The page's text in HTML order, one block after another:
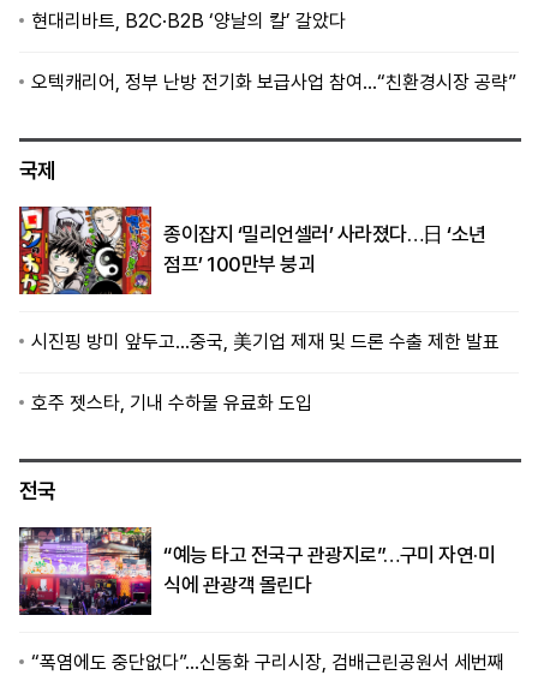
현대리바트, B2C·B2B ‘양날의 칼’ 갈았다
오텍캐리어, 정부 난방 전기화 보급사업 참여…“친환경시장 공략”
국제
종이잡지 ‘밀리언셀러’ 사라졌다…日 ‘소년
점프’ 100만부 붕괴
시진핑 방미 앞두고…중국, 美기업 제재 및 드론 수출 제한 발표
호주 젯스타, 기내 수하물 유료화 도입
전국
“예능 타고 전국구 관광지로”…구미 자연·미
식에 관광객 몰린다
“폭염에도 중단없다”…신동화 구리시장, 검배근린공원서 세번째